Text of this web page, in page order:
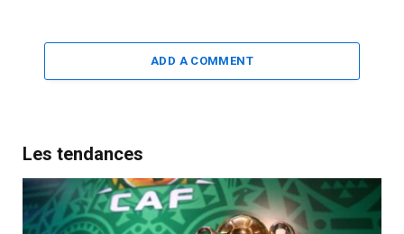
ADD A COMMENT
Les tendances